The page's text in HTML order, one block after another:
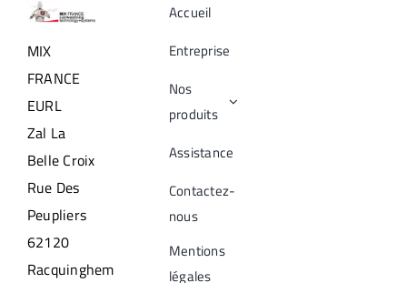
MIX
FRANCE
EURL
Zal La
Belle Croix
Rue Des
Peupliers
62120
Racquinghem
Accueil
Entreprise
Nos
produits
Assistance
Contactez-
nous
Mentions
légales